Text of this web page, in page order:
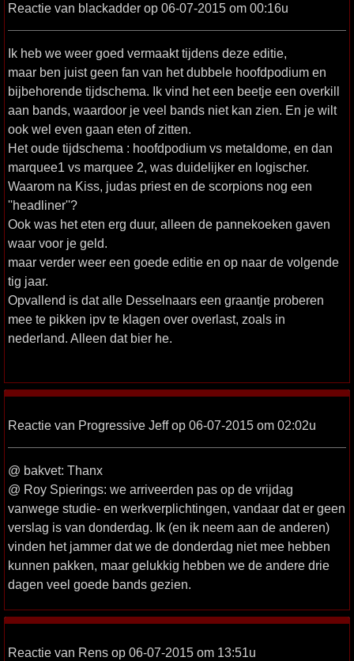
Reactie van blackadder op 06-07-2015 om 00:16u
Ik heb we weer goed vermaakt tijdens deze editie,
maar ben juist geen fan van het dubbele hoofdpodium en
bijbehorende tijdschema. Ik vind het een beetje een overkill
aan bands, waardoor je veel bands niet kan zien. En je wilt
ook wel even gaan eten of zitten.
Het oude tijdschema : hoofdpodium vs metaldome, en dan
marquee1 vs marquee 2, was duidelijker en logischer.
Waarom na Kiss, judas priest en de scorpions nog een
''headliner''?
Ook was het eten erg duur, alleen de pannekoeken gaven
waar voor je geld.
maar verder weer een goede editie en op naar de volgende
tig jaar.
Opvallend is dat alle Desselnaars een graantje proberen
mee te pikken ipv te klagen over overlast, zoals in
nederland. Alleen dat bier he.
Reactie van Progressive Jeff op 06-07-2015 om 02:02u
@ bakvet: Thanx
@ Roy Spierings: we arriveerden pas op de vrijdag
vanwege studie- en werkverplichtingen, vandaar dat er geen
verslag is van donderdag. Ik (en ik neem aan de anderen)
vinden het jammer dat we de donderdag niet mee hebben
kunnen pakken, maar gelukkig hebben we de andere drie
dagen veel goede bands gezien.
Reactie van Rens op 06-07-2015 om 13:51u